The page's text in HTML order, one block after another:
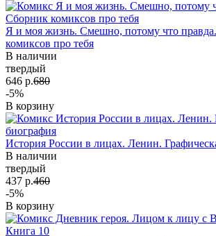
Я и моя жизнь. Смешно, потому что
комиксов про тебя
В наличии
твердый
646 р.680
-5%
В корзину
История России в лицах. Ленин.
В наличии
твердый
437 р.460
-5%
В корзину